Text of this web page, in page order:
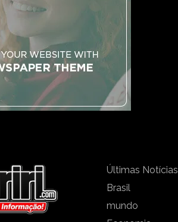
Últimas Notícias
Brasil
mundo